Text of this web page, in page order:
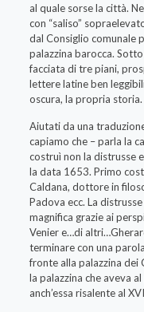
al quale sorse la città.
con “saliso”
dal Consiglio comunale
palazzina barocca.
facciata di tre piani,
lettere latine ben
oscura, la propria storia.
Aiutati da una
capiamo che – parla la
costruì non la distrusse
la data 1653. Primo
Caldana, dottore in
Padova ecc. La
magnifica grazie ai
Venier e…di
terminare con una
fronte alla palazzina dei
la palazzina che aveva
anch’essa risalente al